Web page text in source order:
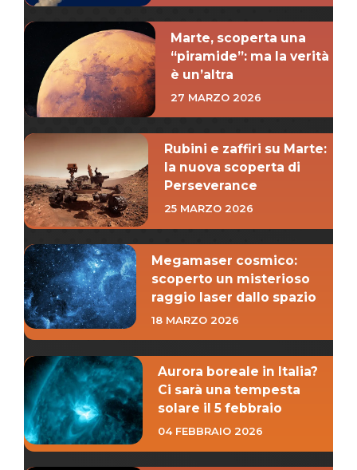
Marte, scoperta una
“piramide”: ma la verità
è un’altra
27 MARZO 2026
Rubini e zaffiri su Marte:
la nuova scoperta di
Perseverance
25 MARZO 2026
Megamaser cosmico:
scoperto un misterioso
raggio laser dallo spazio
18 MARZO 2026
Aurora boreale in Italia?
Ci sarà una tempesta
solare il 5 febbraio
04 FEBBRAIO 2026